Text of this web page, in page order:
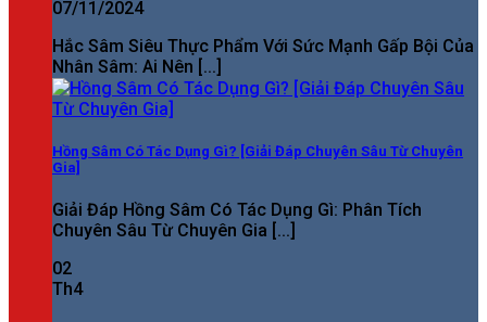
Hồng Sâm Có Tác Dụng Gì? [Giải Đáp Chuyên Sâu Từ Chuyên
Gia]
Giải Đáp Hồng Sâm Có Tác Dụng Gì: Phân Tích
Chuyên Sâu Từ Chuyên Gia [...]
02
Th4
07/11/2024
Hắc Sâm Siêu Thực Phẩm Với Sức Mạnh Gấp Bội Của
Nhân Sâm: Ai Nên [...]